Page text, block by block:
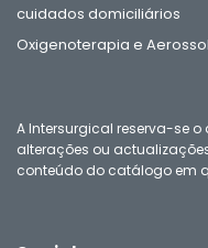
cuidados domiciliários
Oxigenoterapia e
A Intersurgical reserva-se o
alterações ou
conteúdo do catálogo em